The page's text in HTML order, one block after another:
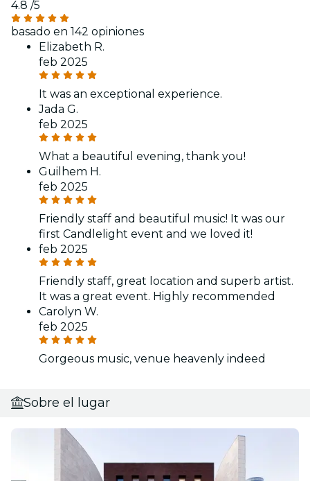
4.8 /5
basado en 142 opiniones
Elizabeth R.
feb 2025
It was an exceptional experience.
Jada G.
feb 2025
What a beautiful evening, thank you!
Guilhem H.
feb 2025
Friendly staff and beautiful music! It was our
first Candlelight event and we loved it!
feb 2025
Friendly staff, great location and superb artist.
It was a great event. Highly recommended
Carolyn W.
feb 2025
Gorgeous music, venue heavenly indeed
Sobre el lugar